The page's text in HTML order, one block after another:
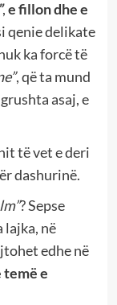
,e fillon dhe e
qenie delikate
ka forcë të
, që ta mund
asaj, e
të vet e deri
dashurinë.
? Sepse
lajka, në
edhe në
temë e